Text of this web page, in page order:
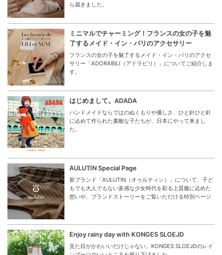
ら届きました。
ミニマルでチャーミング！フランスの女の子を魅
了するメイド・イン・パリのアクセサリー
フランスの女の子を魅了するメイド・イン・パリのアクセ
サリー「ADORABILI（アドラビリ）」についてご紹介しま
す。
はじめまして。ADADA
ハンドメイドならではのぬくもりや優しさ、ひと針ひと針
に込めて作られた素敵な子たちが、日本にやって来まし
た。
AULUTIN Special Page
新ブランド「AULUTIN（オゥルティン）」について、子ど
もでも大人でもない多感な少女時代を彩る上質服に込めた
想いや、ブランドストーリーをご覧いただける特別ページ
Enjoy rainy day with KONGES SLOEJD
見た目がかわいいだけじゃない。KONGES SLOEJDのレイ